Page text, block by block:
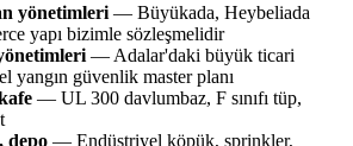
yönetimleri — Büyükada, Heybeliada
yapı bizimle sözleşmelidir
— Adalar'daki büyük ticari
yangın güvenlik master planı
— UL 300 davlumbaz, F sınıfı tüp,
depo — Endüstriyel köpük, sprinkler,